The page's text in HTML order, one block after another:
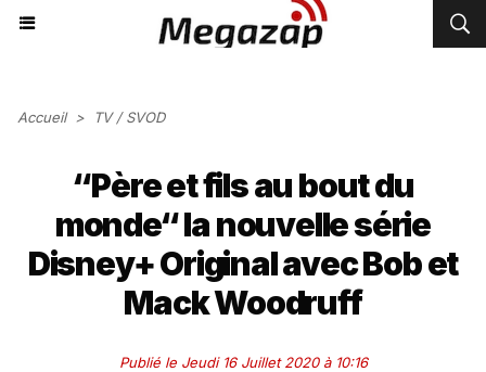
Accueil > TV / SVOD
“Père et fils au bout du
monde“ la nouvelle série
Disney+ Original avec Bob et
Mack Woodruff
Publié le Jeudi 16 Juillet 2020 à 10:16